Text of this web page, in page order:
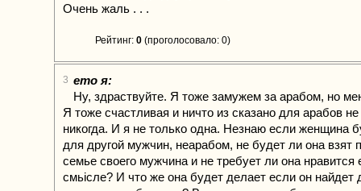
Очень жаль . . .
Рейтинг: 0 (проголосовало: 0)
3 ето я:
Ну, здраствуйте. Я тоже замужем за арабом, но
Я тоже счастливая и ничто из сказано для арабов
никогда. И я не только одна. Незнаю если женщина
для другой мужчин, неарабом, не будет ли она взят
семье своего мужчина и не требует ли она
смьiсле? И что же она будет делает если он найдет